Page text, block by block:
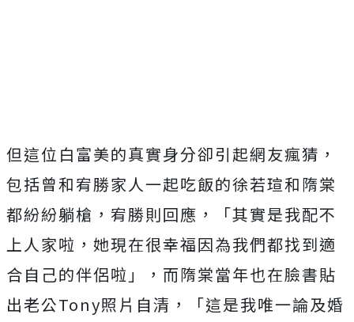
但這位白富美的真實身分卻引起網友瘋猜，
包括曾和宥勝家人一起吃飯的徐若瑄和隋棠
都紛紛躺槍，宥勝則回應，「其實是我配不
上人家啦，她現在很幸福因為我們都找到適
合自己的伴侶啦」，而隋棠當年也在臉書貼
出老公Tony照片自清，「這是我唯一論及婚